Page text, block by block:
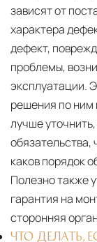
зависят от
характера
дефект,
проблемы,
эксплуатации.
решения по ним
лучше
обязательства,
каков порядок
Полезно также
гарантия на
сторонняя
ЧТО ДЕЛАТЬ,